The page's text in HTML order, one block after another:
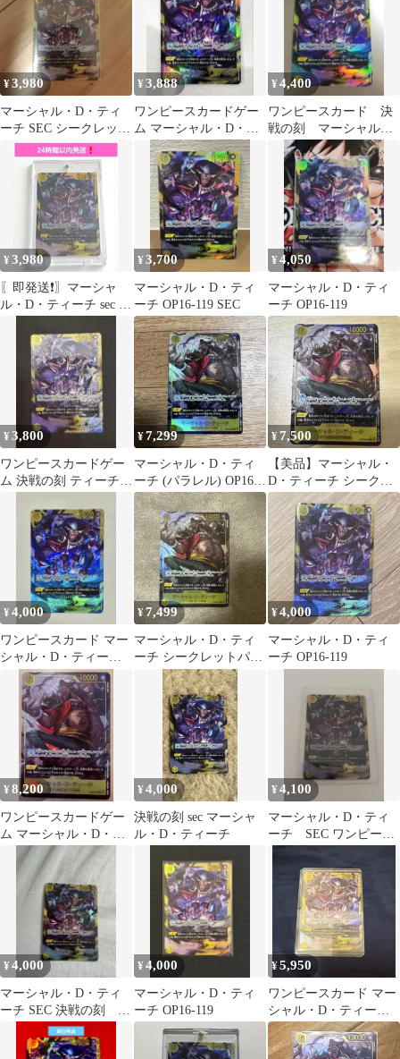
¥3,980
マーシャル・D・ティ
ーチ SEC シークレット
パラレル OP16-119
¥3,888
ワンピースカードゲー
ム マーシャル・D・テ
ィーチ
¥4,400
ワンピースカード 決
戦の刻 マーシャル・
D・ティーチ SEC
¥3,980
〖即発送❗〗マーシャ
ル・D・ティーチ sec シ
¥3,700
マーシャル・D・ティ
ーチ OP16-119 SEC
¥4,050
マーシャル・D・ティ
ーチ OP16-119
¥3,800
ワンピースカードゲー
ム 決戦の刻 ティーチ
¥7,299
マーシャル・D・ティ
ーチ (パラレル) OP16-
119
¥7,500
【美品】マーシャル・
D・ティーチ シークレ
ットパラレル OP16-119
¥4,000
ワンピースカード マー
シャル・D・ティーチ
SEC OP16-119 決戦の刻
¥7,499
マーシャル・D・ティ
ーチ シークレットパラ
レル シクパラ 決戦の
¥4,000
マーシャル・D・ティ
ーチ OP16-119
¥8,200
ワンピースカードゲー
ム マーシャル・D・テ
ィーチ SEC 決戦の刻
¥4,000
決戦の刻 sec マーシャ
ル・D・ティーチ
¥4,100
マーシャル・D・ティ
ーチ SEC ワンピース
¥4,000
マーシャル・D・ティ
ーチ SEC 決戦の刻
¥4,000
マーシャル・D・ティ
ーチ OP16-119
¥5,950
ワンピースカード マー
シャル・D・ティー
チ SEC